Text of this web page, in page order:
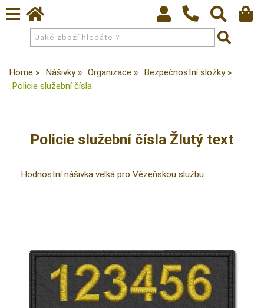
Home Nášivky Organizace
Bezpečnostní složky
Policie služební čísla
Policie služební čísla Žlutý text
Hodnostní nášivka velká pro Vězeňskou službu